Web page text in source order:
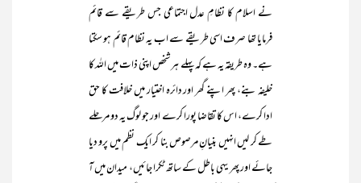
نے اسلام کا نظامِ عدل اجتماعی جس طریقے سے قائم
فرمایا تھا صرف اسی طریقے سے اب یہ نظام قائم ہو سکتا
ہے۔ وہ طریقہ یہ ہے کہ پہلے ہر شخص اپنی ذات میں اللہ کا
خلیفہ بنے، پھر اپنے گھر اور دائرہ اختیار میں خلافت کا حق
ادا کرے، اس کا تقاضا پورا کرے اور جو لوگ یہ دو مرحلے
طے کر لیں انہیں بنیانِ مرصوص بنا کر ایک نظم میں پرو دیا
جائے اور پھر یہی باطل کے ساتھ ٹکرا جائیں، میدان میں آ